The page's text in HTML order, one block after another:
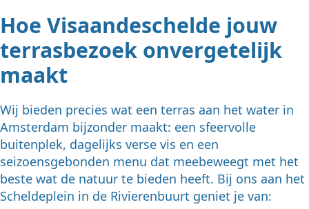
Hoe Visaandeschelde jouw
terrasbezoek onvergetelijk
maakt
Wij bieden precies wat een terras aan het water in
Amsterdam bijzonder maakt: een sfeervolle
buitenplek, dagelijks verse vis en een
seizoensgebonden menu dat meebeweegt met het
beste wat de natuur te bieden heeft. Bij ons aan het
Scheldeplein in de Rivierenbuurt geniet je van: